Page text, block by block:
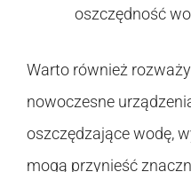
oszczędność
Warto również
nowoczesne
oszczędzające wodę,
mogą przynieść